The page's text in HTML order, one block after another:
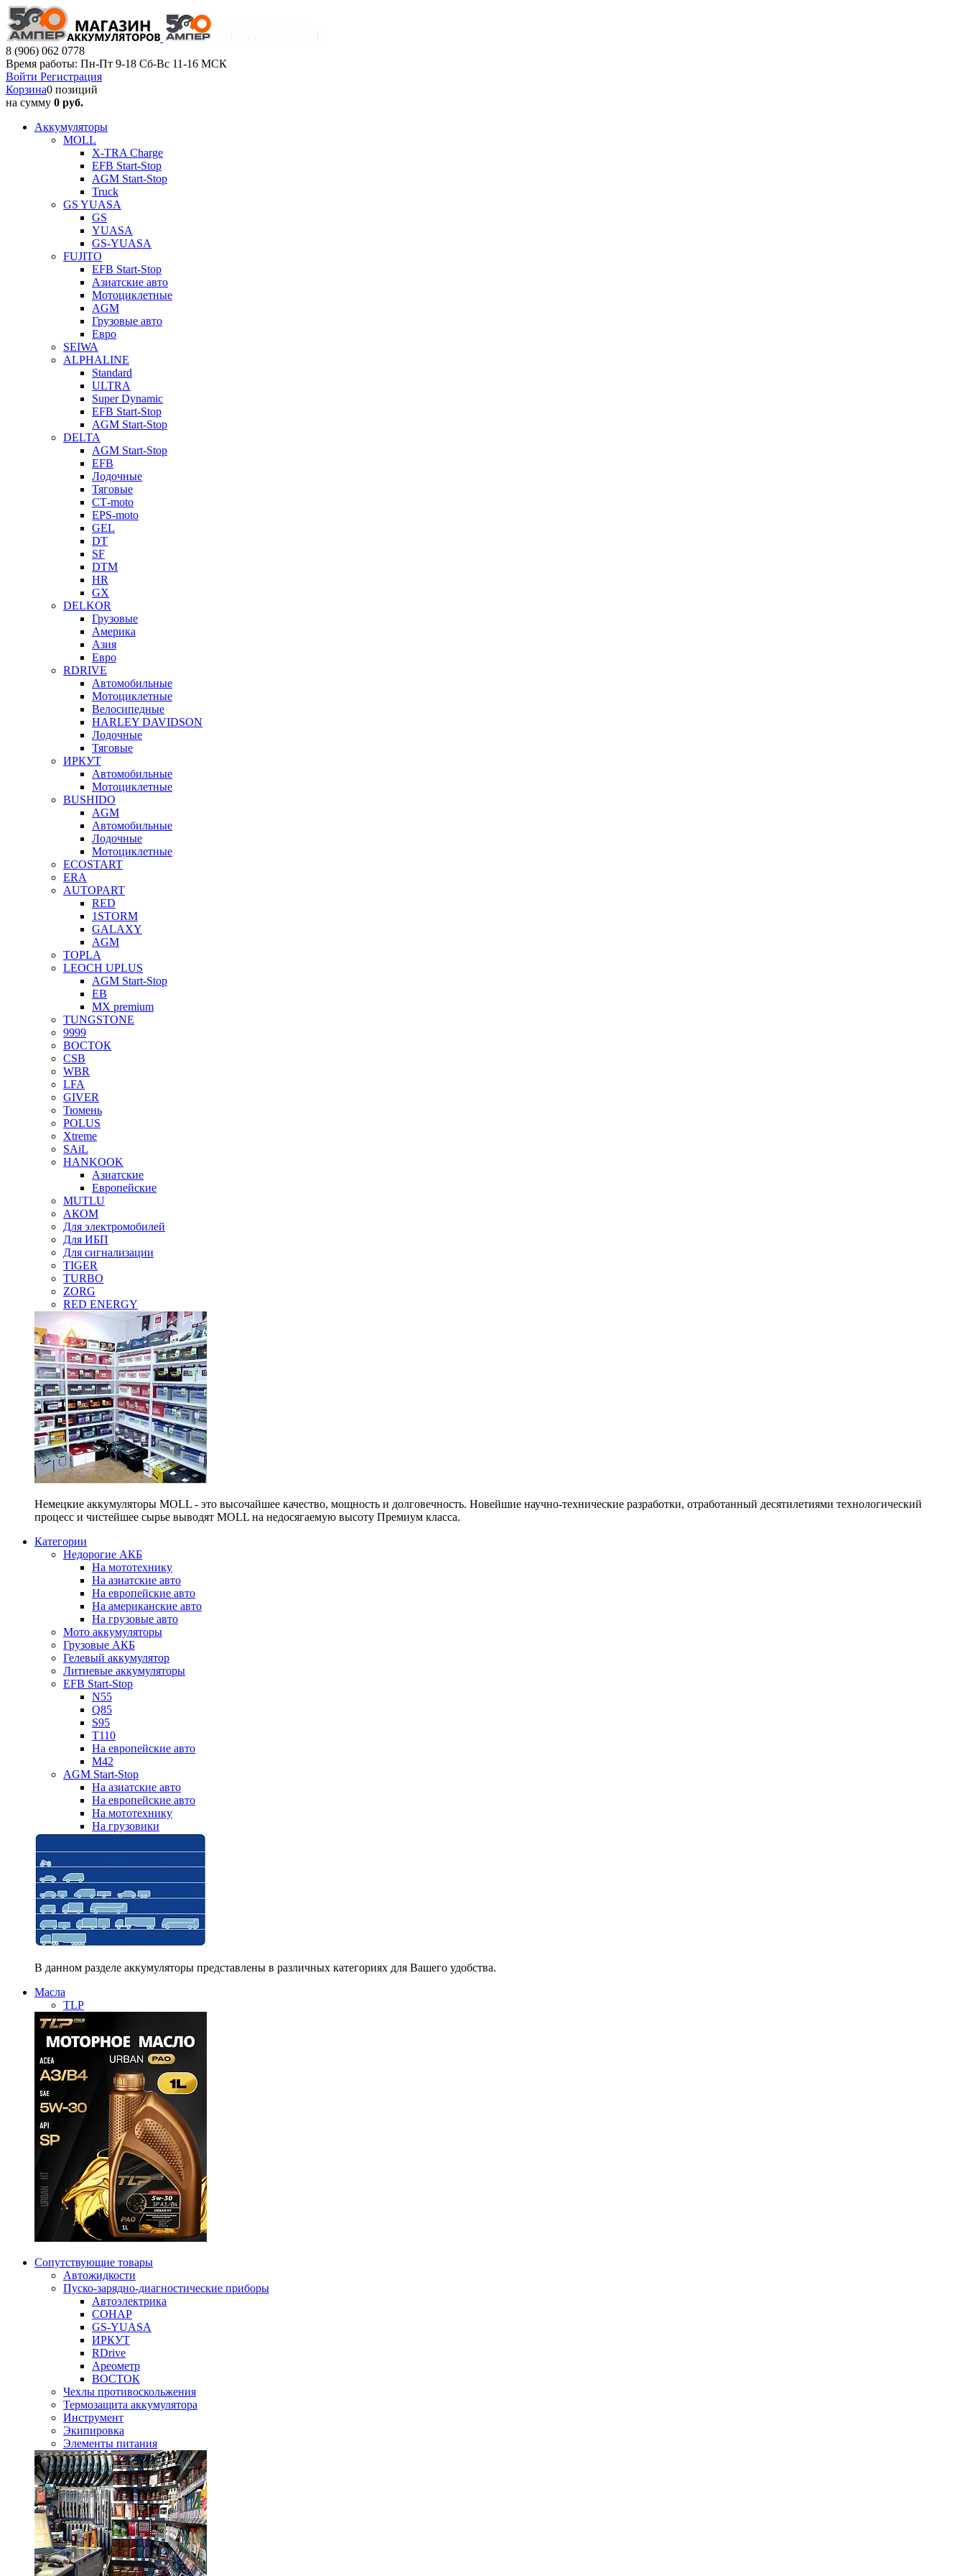
8 (906) 062 0778
Время работы: Пн-Пт 9-18 Сб-Вс 11-16 МСК
Войти Регистрация
Корзина0 позиций
на сумму 0 руб.
Аккумуляторы
MOLL
X-TRA Charge
EFB Start-Stop
AGM Start-Stop
Truck
GS YUASA
GS
YUASA
GS-YUASA
FUJITO
EFB Start-Stop
Азиатские авто
Мотоциклетные
AGM
Грузовые авто
Евро
SEIWA
ALPHALINE
Standard
ULTRA
Super Dynamic
EFB Start-Stop
AGM Start-Stop
DELTA
AGM Start-Stop
EFB
Лодочные
Тяговые
СТ-moto
EPS-moto
GEL
DT
SF
DTM
HR
GX
DELKOR
Грузовые
Америка
Азия
Евро
RDRIVE
Автомобильные
Мотоциклетные
Велосипедные
HARLEY DAVIDSON
Лодочные
Тяговые
ИРКУТ
Автомобильные
Мотоциклетные
BUSHIDO
AGM
Автомобильные
Лодочные
Мотоциклетные
ECOSTART
ERA
AUTOPART
RED
1STORM
GALAXY
AGM
TOPLA
LEOCH UPLUS
AGM Start-Stop
EB
MX premium
TUNGSTONE
9999
ВОСТОК
CSB
WBR
LFA
GIVER
Тюмень
POLUS
Xtreme
SAiL
HANKOOK
Азиатские
Европейские
MUTLU
АКОМ
Для электромобилей
Для ИБП
Для сигнализации
TIGER
TURBO
ZORG
RED ENERGY
Немецкие аккумуляторы MOLL - это высочайшее качество, мощность и долговечность. Новейшие научно-технические разработки, отработанный десятилетиями технологический
процесс и чистейшее сырье выводят MOLL на недосягаемую высоту Премиум класса.
Категории
Недорогие АКБ
На мототехнику
На азиатские авто
На европейские авто
На американские авто
На грузовые авто
Мото аккумуляторы
Грузовые АКБ
Гелевый аккумулятор
Литиевые аккумуляторы
EFB Start-Stop
N55
Q85
S95
T110
На европейские авто
M42
AGM Start-Stop
На азиатские авто
На европейские авто
На мототехнику
На грузовики
В данном разделе аккумуляторы представлены в различных категориях для Вашего удобства.
Масла
TLP
Сопутствующие товары
Автожидкости
Пуско-зарядно-диагностические приборы
Автоэлектрика
СОНАР
GS-YUASA
ИРКУТ
RDrive
Ареометр
ВОСТОК
Чехлы противоскольжения
Термозащита аккумулятора
Инструмент
Экипировка
Элементы питания